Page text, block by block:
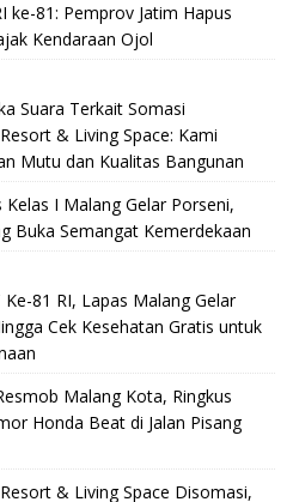
ke-81: Pemprov Jatim Hapus
Kendaraan Ojol
Suara Terkait Somasi
& Living Space: Kami
Mutu dan Kualitas Bangunan
Kelas I Malang Gelar Porseni,
Buka Semangat Kemerdekaan
Ke-81 RI, Lapas Malang Gelar
Cek Kesehatan Gratis untuk
Malang Kota, Ringkus
Honda Beat di Jalan Pisang
& Living Space Disomasi,